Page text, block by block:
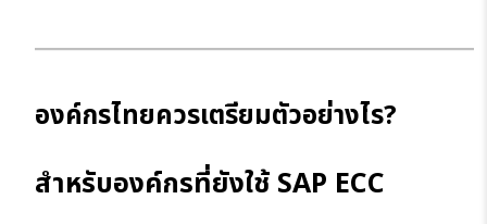
องค์กรไทยควรเตรียมตัวอย่างไร?
สำหรับองค์กรที่ยังใช้ SAP ECC